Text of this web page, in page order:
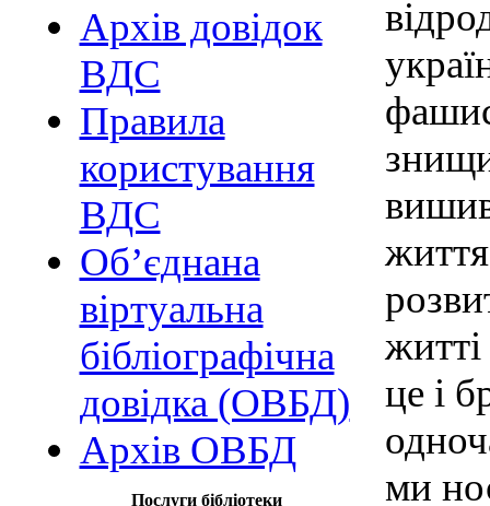
Архів довідок
ВДС
Правила
користування
ВДС
Об’єднана
віртуальна
бібліографічна
довідка (ОВБД)
Архів ОВБД
Послуги бібліотеки
це і
ми